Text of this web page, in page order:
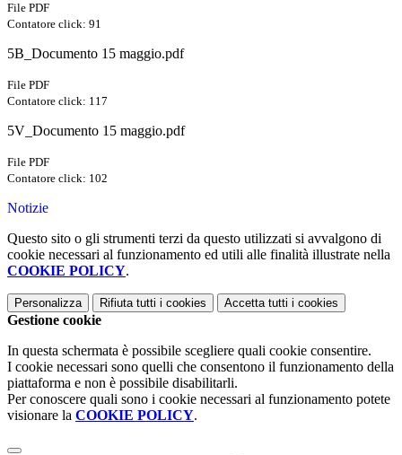
File PDF
Contatore click: 91
5B_Documento 15 maggio.pdf
File PDF
Contatore click: 117
5V_Documento 15 maggio.pdf
File PDF
Contatore click: 102
Notizie
Questo sito o gli strumenti terzi da questo utilizzati si avvalgono di
cookie necessari al funzionamento ed utili alle finalità illustrate nella
COOKIE POLICY.
Personalizza Rifiuta tutti i cookies Accetta tutti i cookies
Gestione cookie
In questa schermata è possibile scegliere quali cookie consentire.
I cookie necessari sono quelli che consentono il funzionamento della
piattaforma e non è possibile disabilitarli.
Per conoscere quali sono i cookie necessari al funzionamento potete
visionare la COOKIE POLICY.